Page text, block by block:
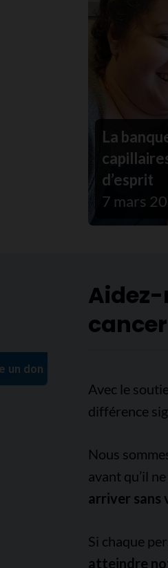
La
d’esprit
7 mars
cancer
Avec le
différence
Nous
avant qu’il
arriver sans
Si chaque
atteindre